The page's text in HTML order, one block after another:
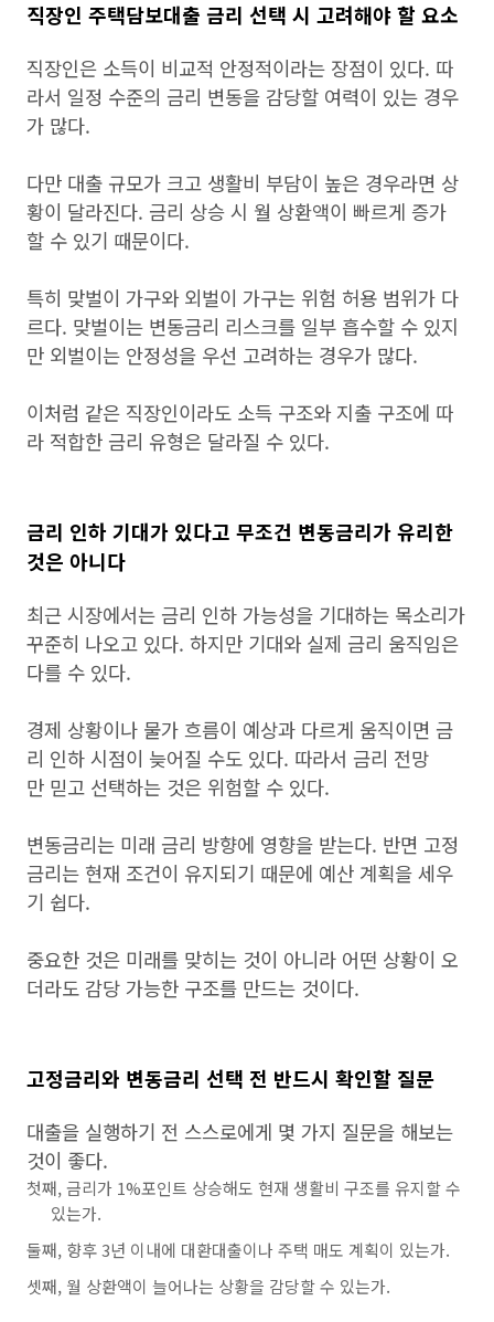
직장인 주택담보대출 금리 선택 시 고려해야 할 요소
직장인은 소득이 비교적 안정적이라는 장점이 있다. 따
라서 일정 수준의 금리 변동을 감당할 여력이 있는 경우
가 많다.
다만 대출 규모가 크고 생활비 부담이 높은 경우라면 상
황이 달라진다. 금리 상승 시 월 상환액이 빠르게 증가
할 수 있기 때문이다.
특히 맞벌이 가구와 외벌이 가구는 위험 허용 범위가 다
르다. 맞벌이는 변동금리 리스크를 일부 흡수할 수 있지
만 외벌이는 안정성을 우선 고려하는 경우가 많다.
이처럼 같은 직장인이라도 소득 구조와 지출 구조에 따
라 적합한 금리 유형은 달라질 수 있다.
금리 인하 기대가 있다고 무조건 변동금리가 유리한
것은 아니다
최근 시장에서는 금리 인하 가능성을 기대하는 목소리가
꾸준히 나오고 있다. 하지만 기대와 실제 금리 움직임은
다를 수 있다.
경제 상황이나 물가 흐름이 예상과 다르게 움직이면 금
리 인하 시점이 늦어질 수도 있다. 따라서 금리 전망
만 믿고 선택하는 것은 위험할 수 있다.
변동금리는 미래 금리 방향에 영향을 받는다. 반면 고정
금리는 현재 조건이 유지되기 때문에 예산 계획을 세우
기 쉽다.
중요한 것은 미래를 맞히는 것이 아니라 어떤 상황이 오
더라도 감당 가능한 구조를 만드는 것이다.
고정금리와 변동금리 선택 전 반드시 확인할 질문
대출을 실행하기 전 스스로에게 몇 가지 질문을 해보는
것이 좋다.
첫째, 금리가 1%포인트 상승해도 현재 생활비 구조를 유지할 수
있는가.
둘째, 향후 3년 이내에 대환대출이나 주택 매도 계획이 있는가.
셋째, 월 상환액이 늘어나는 상황을 감당할 수 있는가.